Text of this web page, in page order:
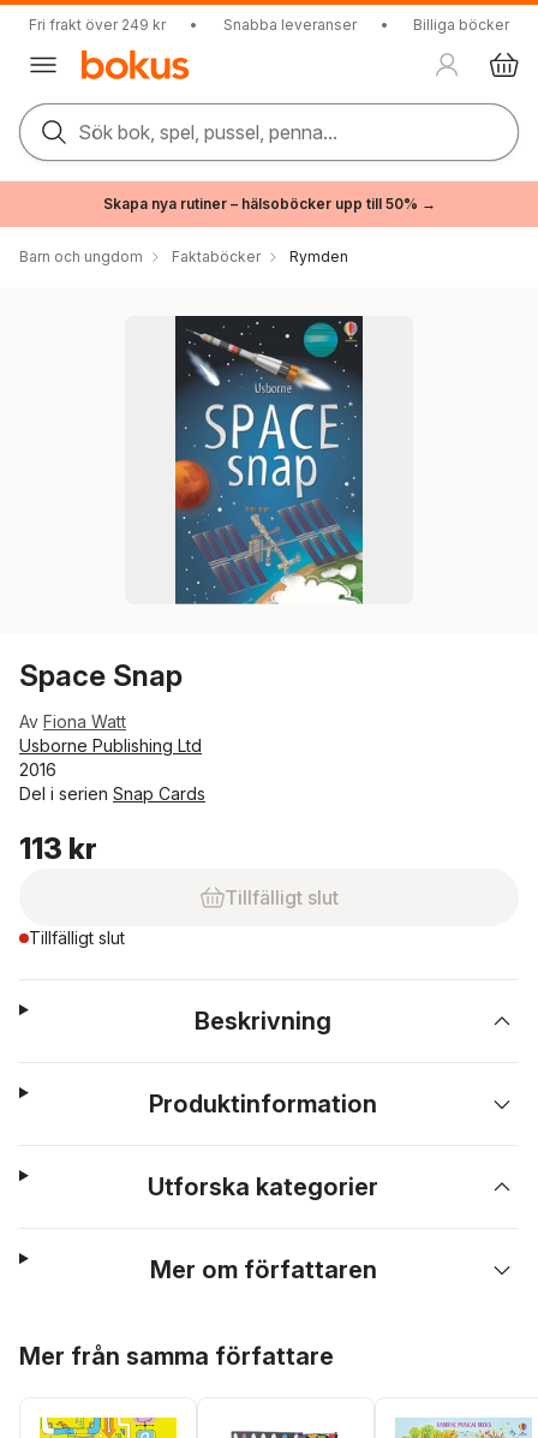
Fri frakt över 249 kr • Snabba leveranser • Billiga böcker
Sök bok, spel, pussel, penna...
Skapa nya rutiner – hälsoböcker upp till 50% →
Barn och ungdom Faktaböcker Rymden
Space Snap
Av Fiona Watt
Usborne Publishing Ltd
2016
Del i serien Snap Cards
113 kr
Tillfälligt slut
Tillfälligt slut
Beskrivning
Produktinformation
Utforska kategorier
Mer om författaren
Mer från samma författare